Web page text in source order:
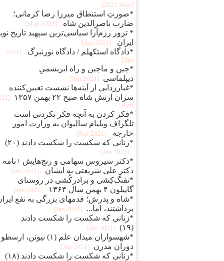
[2021 May]
*صورتِ استنطاق میرزا رضا کرمانی؛
ضارب ناصرالدین شاه
[2021 May]
* ترور رزم‌آرا سیاسی‌ترین سپهبد تاریخ
ایران
[2021 Apr]
*دادگاه استکهلم / دادگاه نورنبرگ
[2021
Apr]
*چین و ماچین و راه ابريشمیِ
ديپلماسی
[2021 Apr]
*غبارزدایی از آینه‌ها نشست تعیین‌کننده
سران ارتش شاه صبح ۲۲ بهمن ۱۳۵۷
Feb]
*فکر کردن به آنچه فکر نکردنی است
تلگراف ویلیام سالیوان به وزارت امور
خارجه
[2021 Feb]
*زنانی که شکست را شکست دادند (۲۰)
[2021 Jan]
*دکتر سیروس سهامی و رنج‌هایش +نامه
دکتر علی شریعتی به ایشان
[2021 Jan]
*تفنگ‌کِشی و برادرکُشی در روستای
گاپیلون ۴ بهمن سال ۱۳۶۴
[2021 Jan]
*شاه و پدرش؛ قدمهای بزرگی به نفع
برداشتند، اما...
[2021 Jan]
*زنانی که شکست را شکست دادند
(۱۹)
[2021 Jan]
*شهسواران میدان علم (۱) نیوتن،
دوران مدرن
[2021 Jan]
*زنانی که شکست را شکست دادند (۱۸)